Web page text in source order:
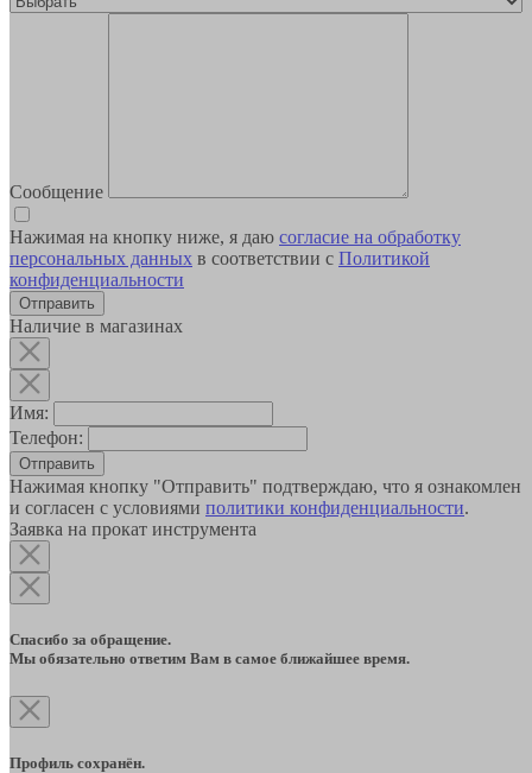
Сообщение
Нажимая на кнопку ниже, я даю согласие на обработку
персональных данных в соответствии с Политикой
конфиденциальности
Наличие в магазинах
Имя:
Телефон:
Отправить
Нажимая кнопку "Отправить" подтверждаю, что я ознакомлен
и согласен с условиями политики конфиденциальности.
Заявка на прокат инструмента
Спасибо за обращение.
Мы обязательно ответим Вам в самое ближайшее время.
Профиль сохранён.